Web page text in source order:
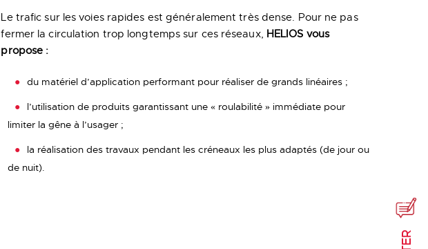
Le trafic sur les voies rapides est généralement très dense. Pour ne pas
fermer la circulation trop longtemps sur ces réseaux, HELIOS vous
propose :
du matériel d’application performant pour réaliser de grands linéaires ;
l’utilisation de produits garantissant une « roulabilité » immédiate pour
limiter la gêne à l’usager ;
la réalisation des travaux pendant les créneaux les plus adaptés (de jour ou
de nuit).